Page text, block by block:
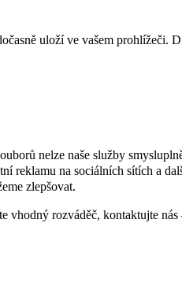
uloží ve vašem prohlížeči.
nelze naše služby
reklamu na sociálních sítích a
zlepšovat.
vhodný rozváděč, kontaktujte